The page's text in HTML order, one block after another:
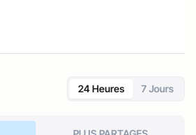
24 Heures 7 Jours